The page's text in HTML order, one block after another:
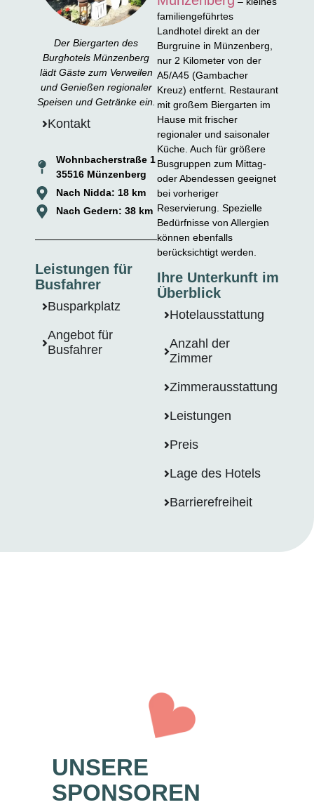
Der Biergarten des
Burghotels Münzenberg
lädt Gäste zum Verweilen
und Genießen regionaler
Speisen und Getränke ein.
Kontakt
Wohnbacherstraße 1
35516 Münzenberg
Nach Nidda: 18 km
Nach Gedern: 38 km
Leistungen für
Busfahrer
Busparkplatz
Angebot für
Busfahrer
familiengeführtes
Landhotel direkt an der
Burgruine in Münzenberg,
nur 2 Kilometer von der
A5/A45 (Gambacher
Kreuz) entfernt. Restaurant
mit großem Biergarten im
Hause mit frischer
regionaler und saisonaler
Küche. Auch für größere
Busgruppen zum Mittag-
oder Abendessen geeignet
bei vorheriger
Reservierung. Spezielle
Bedürfnisse von Allergien
können ebenfalls
berücksichtigt werden.
Ihre Unterkunft im
Überblick
Hotelausstattung
Anzahl der
Zimmer
Zimmerausstattung
Leistungen
Preis
Lage des Hotels
Barrierefreiheit
UNSERE
SPONSOREN